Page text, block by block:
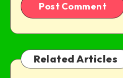
Related Articles